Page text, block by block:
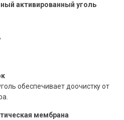
активированный уголь
обеспечивает доочистку от
мембрана